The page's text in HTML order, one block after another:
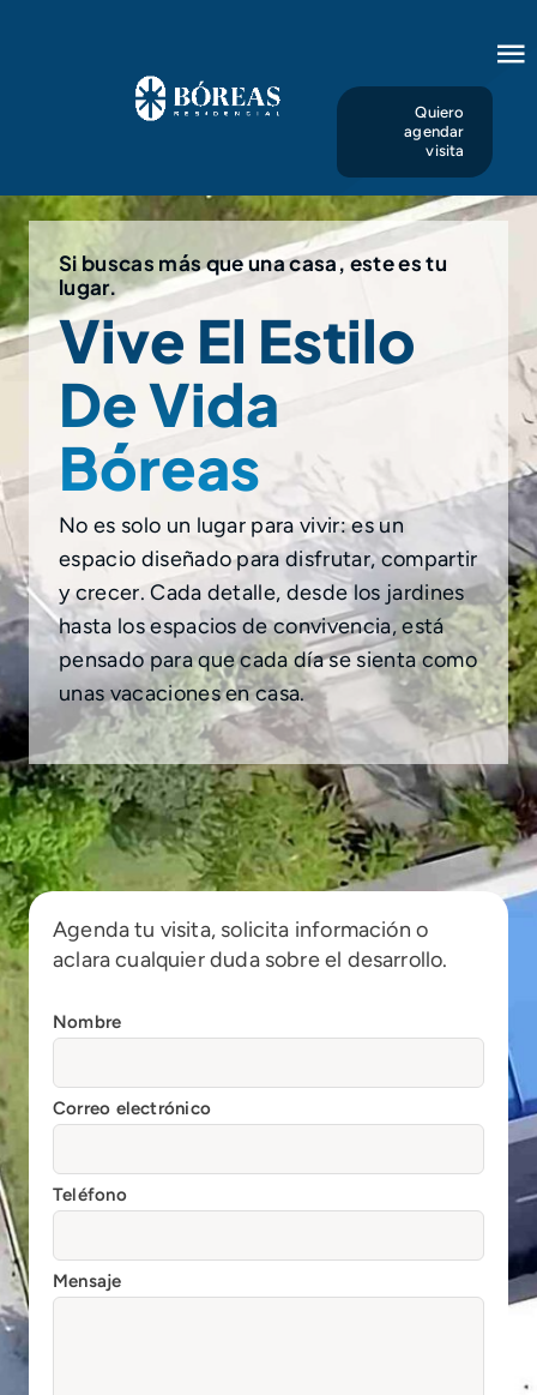
Proyecto
Lotes
Ubicación
Contacto
Quiero
agendar
visita
Si buscas más que una casa, este es tu
lugar.
Vive El Estilo
De Vida
Bóreas
No es solo un lugar para vivir: es un
espacio diseñado para disfrutar, compartir
y crecer. Cada detalle, desde los jardines
hasta los espacios de convivencia, está
pensado para que cada día se sienta como
unas vacaciones en casa.
Agenda tu visita, solicita información o
aclara cualquier duda sobre el desarrollo.
Nombre
Correo electrónico
Teléfono
Mensaje